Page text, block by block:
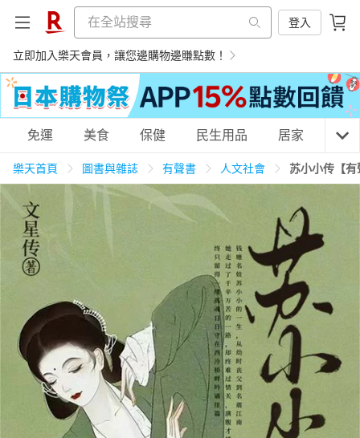
登入
立即加入樂天會員，讓您邊購物邊賺點數！
購物網分類
天天免運 養生保健 民生用品
運動休閒 親子玩具
女裝 男裝 化妝保養 情趣用品
日本購物 電子/紙本書
HOT
免運 美食 保健 民生用品 居家 3C
樂天首頁 圖書與雜誌 有聲書 人文社會 苏小小传【有